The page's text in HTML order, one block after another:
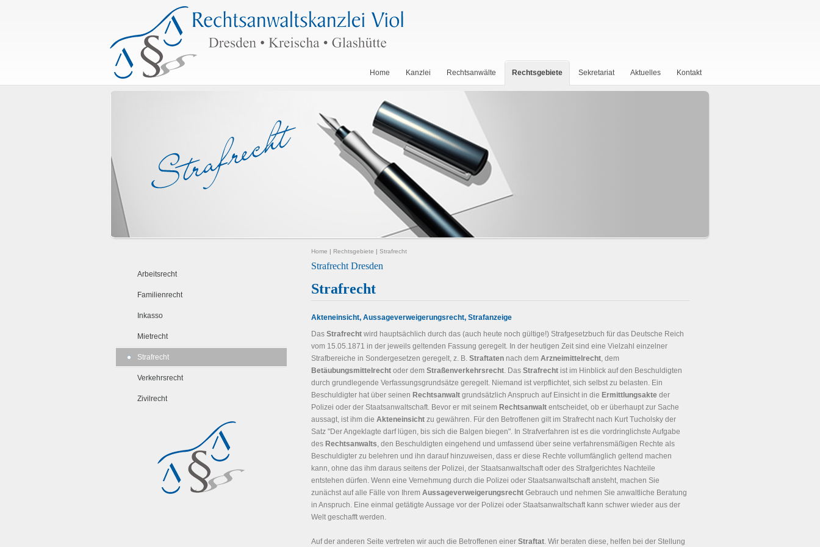
Home Kanzlei Rechtsanwälte Rechtsgebiete Sekretariat Aktuelles Kontakt
Arbeitsrecht
Familienrecht
Inkasso
Mietrecht
Strafrecht
Verkehrsrecht
Zivilrecht
Home | Rechtsgebiete | Strafrecht
Strafrecht Dresden
Strafrecht
Akteneinsicht, Aussageverweigerungsrecht, Strafanzeige
Das Strafrecht wird hauptsächlich durch das (auch heute noch gültige!) Strafgesetzbuch für das Deutsche Reich
vom 15.05.1871 in der jeweils geltenden Fassung geregelt. In der heutigen Zeit sind eine Vielzahl einzelner
Strafbereiche in Sondergesetzen geregelt, z. B. Straftaten nach dem Arzneimittelrecht, dem
Betäubungsmittelrecht oder dem Straßenverkehrsrecht. Das Strafrecht ist im Hinblick auf den Beschuldigten
durch grundlegende Verfassungsgrundsätze geregelt. Niemand ist verpflichtet, sich selbst zu belasten. Ein
Beschuldigter hat über seinen Rechtsanwalt grundsätzlich Anspruch auf Einsicht in die Ermittlungsakte der
Polizei oder der Staatsanwaltschaft. Bevor er mit seinem Rechtsanwalt entscheidet, ob er überhaupt zur Sache
aussagt, ist ihm die Akteneinsicht zu gewähren. Für den Betroffenen gilt im Strafrecht nach Kurt Tucholsky der
Satz "Der Angeklagte darf lügen, bis sich die Balgen biegen". In Strafverfahren ist es die vordringlichste Aufgabe
des Rechtsanwalts, den Beschuldigten eingehend und umfassend über seine verfahrensmäßigen Rechte als
Beschuldigter zu belehren und ihn darauf hinzuweisen, dass er diese Rechte vollumfänglich geltend machen
kann, ohne das ihm daraus seitens der Polizei, der Staatsanwaltschaft oder des Strafgerichtes Nachteile
entstehen dürfen. Wenn eine Vernehmung durch die Polizei oder Staatsanwaltschaft ansteht, machen Sie
zunächst auf alle Fälle von Ihrem Aussageverweigerungsrecht Gebrauch und nehmen Sie anwaltliche Beratung
in Anspruch. Eine einmal getätigte Aussage vor der Polizei oder Staatsanwaltschaft kann schwer wieder aus der
Welt geschafft werden.
Auf der anderen Seite vertreten wir auch die Betroffenen einer Straftat. Wir beraten diese, helfen bei der Stellung